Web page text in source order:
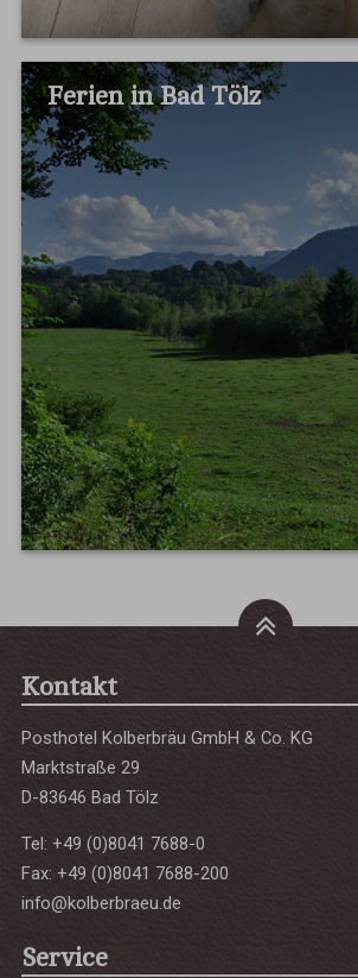
Ferien in Bad Tölz
Kontakt
Posthotel Kolberbräu GmbH & Co. KG
Marktstraße 29
D-83646 Bad Tölz
Tel: +49 (0)8041 7688-0
Fax: +49 (0)8041 7688-200
info@kolberbraeu.de
Service